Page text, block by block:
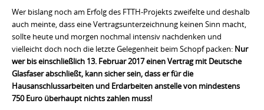
Wer bislang noch am Erfolg des FTTH-Projekts zweifelte und deshalb
auch meinte, dass eine Vertragsunterzeichnung keinen Sinn macht,
sollte heute und morgen nochmal intensiv nachdenken und
vielleicht doch noch die letzte Gelegenheit beim Schopf packen: Nur
wer bis einschließlich 13. Februar 2017 einen Vertrag mit Deutsche
Glasfaser abschließt, kann sicher sein, dass er für die
Hausanschlussarbeiten und Erdarbeiten anstelle von mindestens
750 Euro überhaupt nichts zahlen muss!